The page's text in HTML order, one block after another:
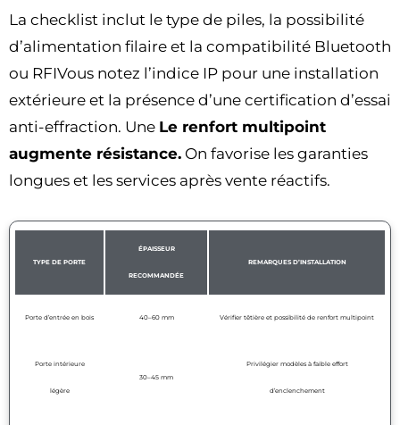
La checklist inclut le type de piles, la possibilité
d’alimentation filaire et la compatibilité Bluetooth
ou RFIVous notez l’indice IP pour une installation
extérieure et la présence d’une certification d’essai
anti-effraction. Une Le renfort multipoint
augmente résistance. On favorise les garanties
longues et les services après vente réactifs.
TYPE DE PORTE
ÉPAISSEUR
RECOMMANDÉE
REMARQUES D’INSTALLATION
Porte d’entrée en bois 40–60 mm Vérifier têtière et possibilité de renfort multipoint
Porte intérieure
légère
30–45 mm
Privilégier modèles à faible effort
d’enclenchement